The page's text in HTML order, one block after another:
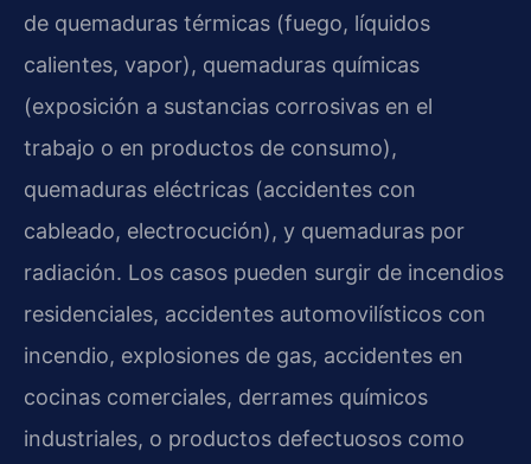
de quemaduras térmicas (fuego, líquidos
calientes, vapor), quemaduras químicas
(exposición a sustancias corrosivas en el
trabajo o en productos de consumo),
quemaduras eléctricas (accidentes con
cableado, electrocución), y quemaduras por
radiación. Los casos pueden surgir de incendios
residenciales, accidentes automovilísticos con
incendio, explosiones de gas, accidentes en
cocinas comerciales, derrames químicos
industriales, o productos defectuosos como